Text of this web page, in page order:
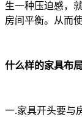
生一种压迫感，
房间平衡。从而
什么样的家具布
一.家具开头要与